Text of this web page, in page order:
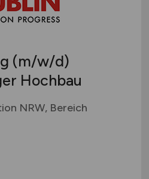
(m/w/d)
Hochbau
NRW, Bereich